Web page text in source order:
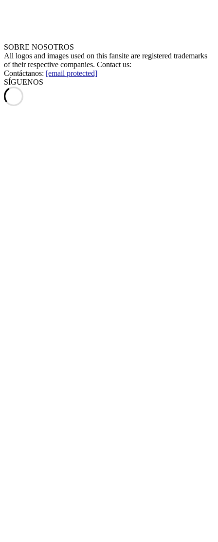
SOBRE NOSOTROS
All logos and images used on this fansite are registered trademarks
of their respective companies. Contact us:
Contáctanos: [email protected]
SÍGUENOS